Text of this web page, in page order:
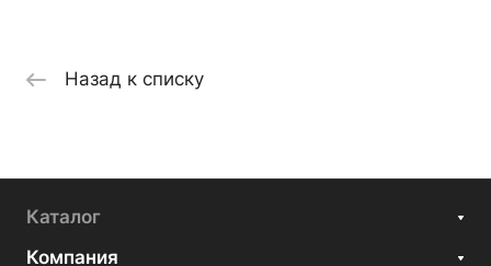
Назад к списку
Каталог
Компания